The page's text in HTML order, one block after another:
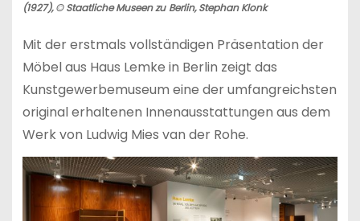
(1927), © Staatliche Museen zu Berlin, Stephan Klonk
Mit der erstmals vollständigen Präsentation der
Möbel aus Haus Lemke in Berlin zeigt das
Kunstgewerbemuseum eine der umfangreichsten
original erhaltenen Innenausstattungen aus dem
Werk von Ludwig Mies van der Rohe.